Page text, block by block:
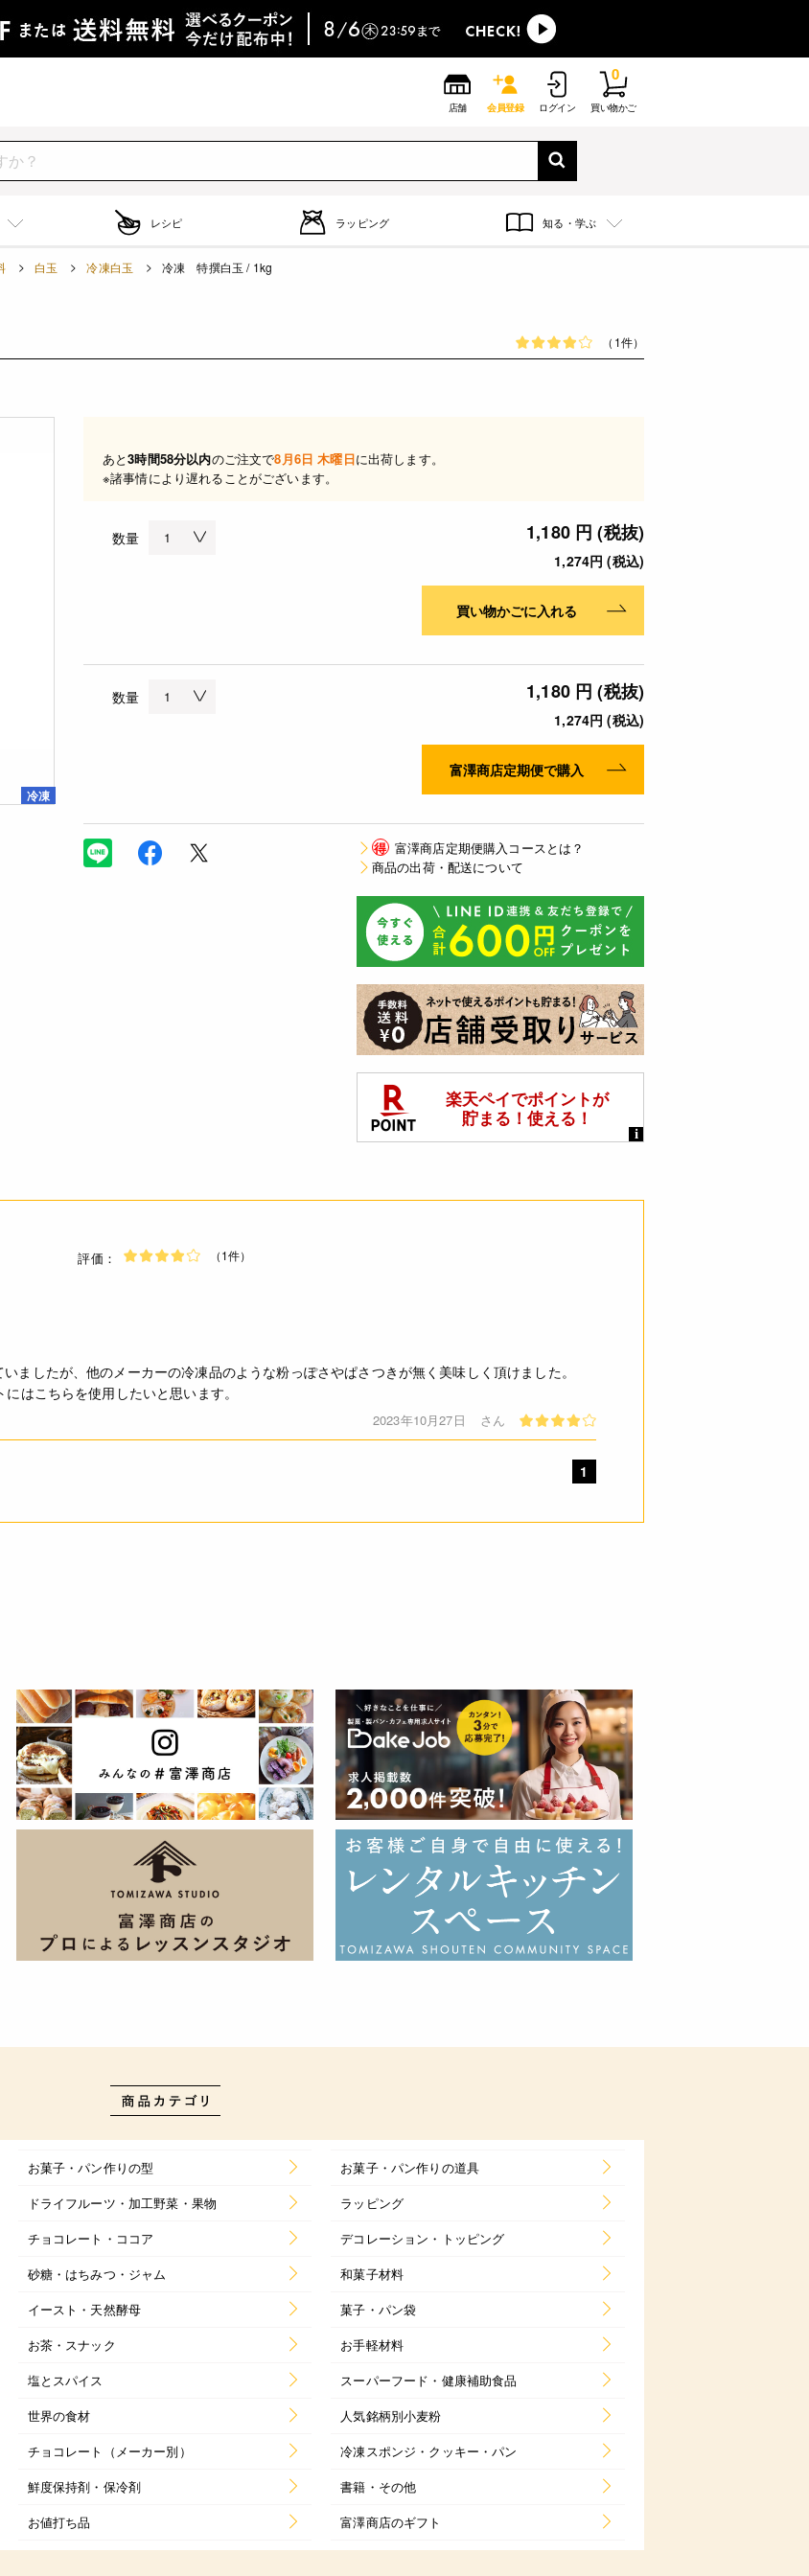
店舗 会員登録 ログイン 買い物かご
0
レシピ ラッピング 知る・学ぶ
白玉 冷凍白玉 冷凍 特撰白玉 / 1kg
（1件）
冷凍
あと3時間58分以内のご注文で8月6日 木曜日に出荷します。
※諸事情により遅れることがございます。
数量 1,180 円 (税抜)
1,274円 (税込)
買い物かごに入れる
数量 1,180 円 (税抜)
1,274円 (税込)
富澤商店定期便で購入
得 富澤商店定期便購入コースとは？
商品の出荷・配送について
評価： （1件）
ましたが、他のメーカーの冷凍品のような粉っぽさやぱさつきが無く美味しく頂けました。
はこちらを使用したいと思います。
2023年10月27日 さん
1
お菓子・パン作りの型
お菓子・パン作りの道具
ドライフルーツ・加工野菜・果物
ラッピング
チョコレート・ココア
デコレーション・トッピング
砂糖・はちみつ・ジャム
和菓子材料
イースト・天然酵母
菓子・パン袋
お茶・スナック
お手軽材料
塩とスパイス
スーパーフード・健康補助食品
世界の食材
人気銘柄別小麦粉
チョコレート（メーカー別）
冷凍スポンジ・クッキー・パン
鮮度保持剤・保冷剤
書籍・その他
お値打ち品 富澤商店のギフト